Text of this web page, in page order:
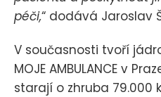
péči,“ dodává Jaroslav
V současnosti tvoří
MOJE AMBULANCE v
starají o zhruba 79.000